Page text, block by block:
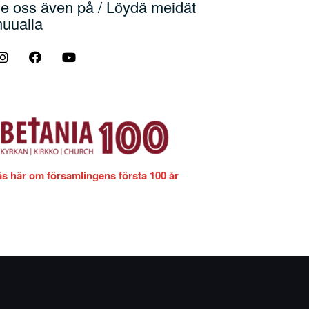
oss även på / Löydä meidät
här om församlingens första 100 år